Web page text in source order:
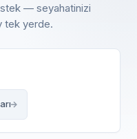
— seyahatinizi
tek yerde.